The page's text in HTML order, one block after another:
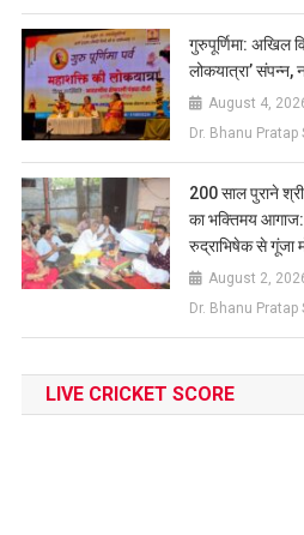
गुरुपूर्णिमा: अखिल
लोकयात्रा’ संपन्न,
August 4,
Dr. Bhanu Pratap
200 साल पुराने
का भक्तिमय
रुद्राभिषेक से गूंजा
August 2,
Dr. Bhanu Pratap
LIVE CRICKET SCORE